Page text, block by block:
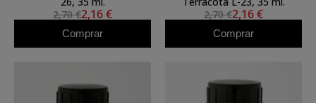
2,70 €2,16 €
Comprar
2,70 €2,16 €
Comprar